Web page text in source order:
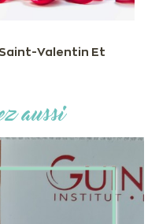
Valentin Et
aussi